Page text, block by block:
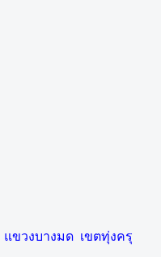
แขวงบางมด เขตทุ่งครุ